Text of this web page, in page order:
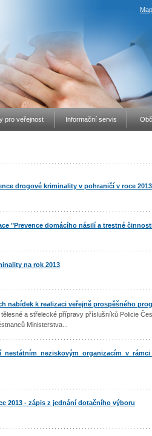
pro veřejnost Informační servis
drogové kriminality v pohraničí v roce 2013
"Prevence domácího násilí a trestné
na rok 2013
nabídek k realizaci veřejně prospěšného
a střelecké přípravy příslušníků Policie
Ministerstva...
neziskovým organizacím v
2013 - zápis z jednání dotačního výboru